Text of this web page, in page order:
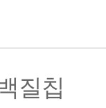
질칩